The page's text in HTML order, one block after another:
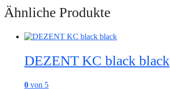
Ähnliche Produkte
DEZENT KC black black
0 von 5